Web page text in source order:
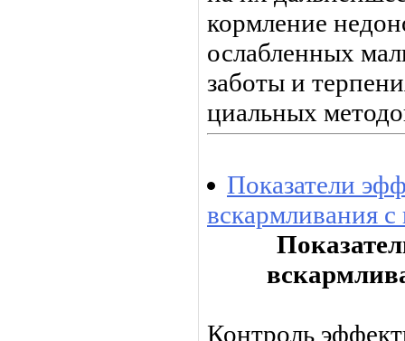
кормление
ослабленных
заботы и
циальных
Показатели
вскармливания
Контроль